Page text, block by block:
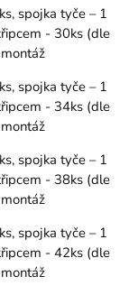
spojka tyče – 1
- 30ks (dle
spojka tyče – 1
- 34ks (dle
spojka tyče – 1
- 38ks (dle
spojka tyče – 1
- 42ks (dle